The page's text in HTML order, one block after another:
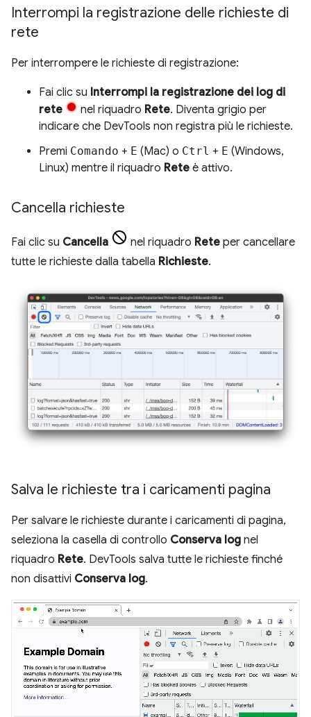
Interrompi la registrazione delle richieste di
rete
Per interrompere le richieste di registrazione:
Fai clic su Interrompi la registrazione dei log di
rete
nel riquadro Rete. Diventa grigio per
indicare che DevTools non registra più le richieste.
Premi Comando + E (Mac) o Ctrl + E (Windows,
Linux) mentre il riquadro Rete è attivo.
Cancella richieste
Fai clic su Cancella nel riquadro Rete per cancellare
tutte le richieste dalla tabella Richieste.
Salva le richieste tra i caricamenti pagina
Per salvare le richieste durante i caricamenti di pagina,
seleziona la casella di controllo Conserva log nel
riquadro Rete. DevTools salva tutte le richieste finché
non disattivi Conserva log.